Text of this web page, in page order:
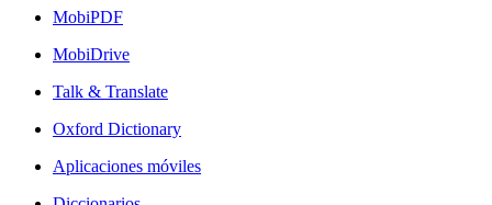
MobiPDF
MobiDrive
Talk & Translate
Oxford Dictionary
Aplicaciones móviles